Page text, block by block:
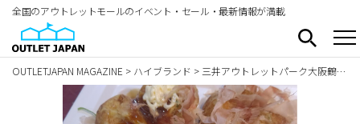
全国のアウトレットモールのイベント・セール・最新情報が満載
OUTLETJAPAN MAGAZINE > ハイブランド > 三井アウトレットパーク大阪鶴見周辺のオススメランチ23選